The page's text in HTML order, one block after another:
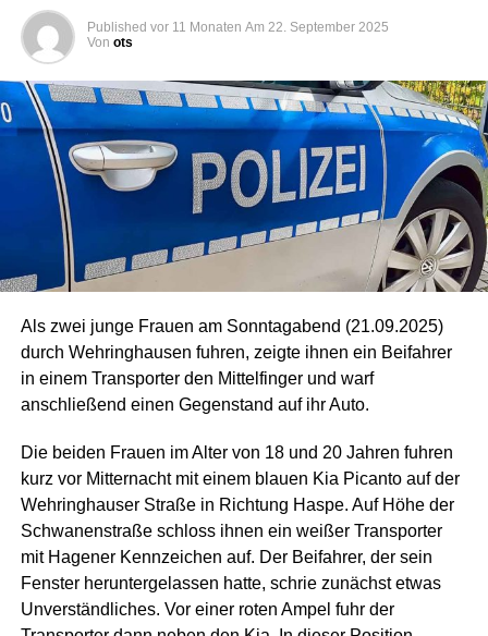
Published vor 11 Monaten Am 22. September 2025
Von ots
Als zwei junge Frauen am Sonntagabend (21.09.2025)
durch Wehringhausen fuhren, zeigte ihnen ein Beifahrer
in einem Transporter den Mittelfinger und warf
anschließend einen Gegenstand auf ihr Auto.
Die beiden Frauen im Alter von 18 und 20 Jahren fuhren
kurz vor Mitternacht mit einem blauen Kia Picanto auf der
Wehringhauser Straße in Richtung Haspe. Auf Höhe der
Schwanenstraße schloss ihnen ein weißer Transporter
mit Hagener Kennzeichen auf. Der Beifahrer, der sein
Fenster heruntergelassen hatte, schrie zunächst etwas
Unverständliches. Vor einer roten Ampel fuhr der